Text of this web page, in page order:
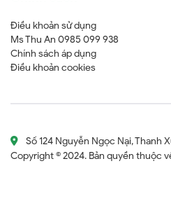
Điều khoản sử dụng
Ms Thu An 0985 099 938
Chính sách áp dụng
Điều khoản cookies
Số 124 Nguyễn Ngọc Nại, Thanh
Copyright © 2024. Bản quyền thuộc